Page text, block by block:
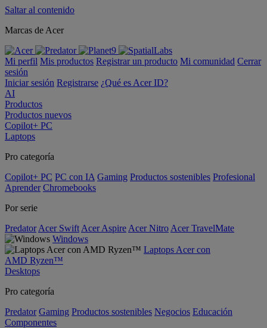
Saltar al contenido
Marcas de Acer
Mi perfil Mis productos Registrar un producto Mi comunidad Cerrar
sesión
Iniciar sesión Registrarse ¿Qué es Acer ID?
AI
Productos
Productos nuevos
Copilot+ PC
Laptops
Pro categoría
Copilot+ PC PC con IA Gaming Productos sostenibles Profesional
Aprender Chromebooks
Por serie
Predator Acer Swift Acer Aspire Acer Nitro Acer TravelMate
Windows
Laptops Acer con
AMD Ryzen™
Desktops
Pro categoría
Predator Gaming Productos sostenibles Negocios Educación
Componentes